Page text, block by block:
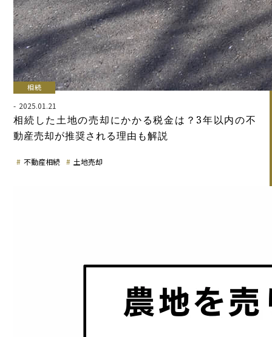
相続
2025.01.21
相続した土地の売却にかかる税金は？3年以内の不
動産売却が推奨される理由も解説
不動産相続 土地売却